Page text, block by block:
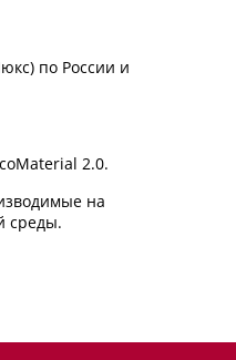
по России и
2.0.
на
среды.